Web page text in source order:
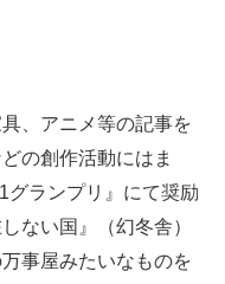
、アニメ等の記事を
の創作活動にはま
グランプリ』にて奨励
ない国』（幻冬舎）
事屋みたいなものを